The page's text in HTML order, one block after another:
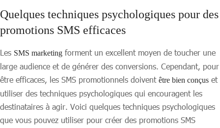
Quelques techniques psychologiques pour des
promotions SMS efficaces
Les SMS marketing forment un excellent moyen de toucher une
large audience et de générer des conversions. Cependant, pour
être efficaces, les SMS promotionnels doivent être bien conçus et
utiliser des techniques psychologiques qui encouragent les
destinataires à agir. Voici quelques techniques psychologiques
que vous pouvez utiliser pour créer des promotions SMS